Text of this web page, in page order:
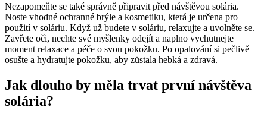
Nezapomeňte se také správně⁢ připravit před návštěvou solária.
Noste vhodné ochranné brýle ⁢a⁤ kosmetiku, která je určena pro
použití v soláriu. Když už budete v ⁣soláriu, relaxujte a uvolněte se.
Zavřete oči, nechte⁤ své myšlenky odejít a naplno vychutnejte
moment relaxace a ‍péče o svou pokožku.‌ Po opalování si pečlivě
osušte ‍a hydratujte pokožku, aby zůstala hebká a zdravá.
Jak dlouho by měla trvat první návštěva⁢
solária?